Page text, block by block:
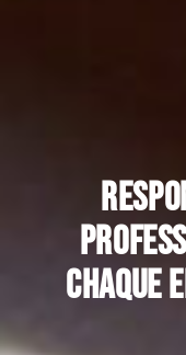
chaque